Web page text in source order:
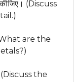
(Discuss
(What are the
(Discuss the